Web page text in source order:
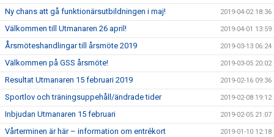
Ny chans att gå funktionärsutbildningen i maj! 2019-04-02 18:36
Välkommen till Utmanaren 26 april! 2019-04-01 13:59
Årsmöteshandlingar till årsmöte 2019 2019-03-13 06:24
Välkommen på GSS årsmöte! 2019-03-05 20:02
Resultat Utmanaren 15 februari 2019 2019-02-16 09:36
Sportlov och träningsuppehåll/ändrade tider 2019-02-08 19:12
Inbjudan Utmanaren 15 februari 2019-02-05 21:07
Vårterminen är här – information om entrékort 2019-01-10 12:18